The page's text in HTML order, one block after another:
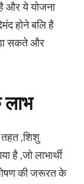
और ये योजना
होने बलि है
सकते और
लाभ
तहत ,शिशु
है ,जो लाभार्थी
पोषण की जरूरत के